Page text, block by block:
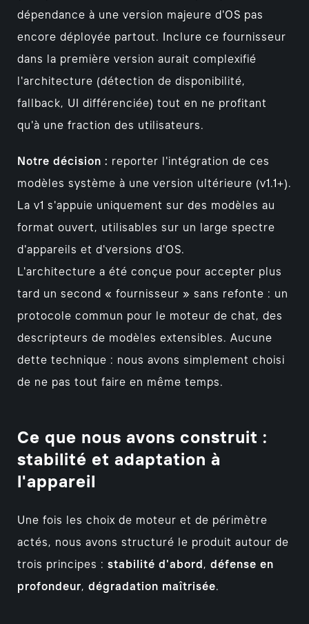
dépendance à une version majeure d'OS pas
encore déployée partout. Inclure ce fournisseur
dans la première version aurait complexifié
l'architecture (détection de disponibilité,
fallback, UI différenciée) tout en ne profitant
qu'à une fraction des utilisateurs.
Notre décision : reporter l'intégration de ces
modèles système à une version ultérieure (v1.1+).
La v1 s'appuie uniquement sur des modèles au
format ouvert, utilisables sur un large spectre
d'appareils et d'versions d'OS.
L'architecture a été conçue pour accepter plus
tard un second « fournisseur » sans refonte : un
protocole commun pour le moteur de chat, des
descripteurs de modèles extensibles. Aucune
dette technique : nous avons simplement choisi
de ne pas tout faire en même temps.
Ce que nous avons construit :
stabilité et adaptation à
l'appareil
Une fois les choix de moteur et de périmètre
actés, nous avons structuré le produit autour de
trois principes : stabilité d'abord , défense en
profondeur, dégradation maîtrisée.